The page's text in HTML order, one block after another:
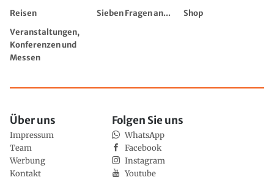
Reisen
Sieben Fragen an...
Shop
Veranstaltungen,
Konferenzen und
Messen
Über uns
Impressum
Team
Werbung
Kontakt
Folgen Sie uns
WhatsApp
Facebook
Instagram
Youtube